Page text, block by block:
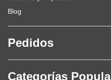
Blog
Pedidos
Categorías